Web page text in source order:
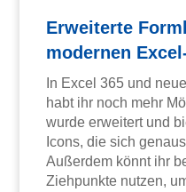
Erweiterte
modernen
In Excel 365 und
habt ihr noch mehr
wurde erweitert und
Icons, die sich
Außerdem könnt ihr
Ziehpunkte nutzen,